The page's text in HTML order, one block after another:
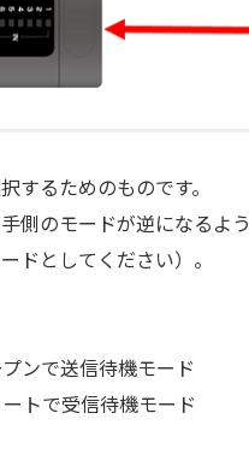
するためのものです。
側のモードが逆になるよ
ドとしてください）。
ンで送信待機モード
トで受信待機モード